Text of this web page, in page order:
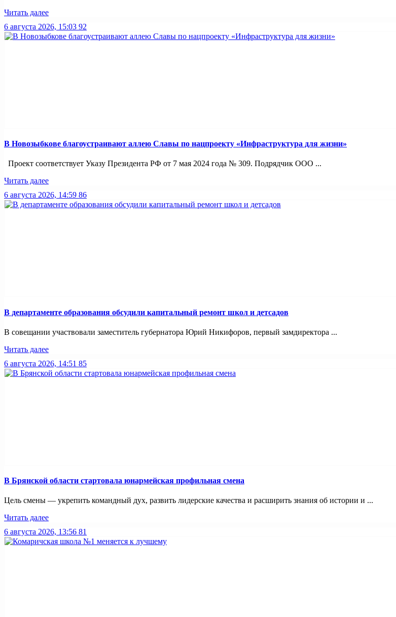
Читать далее
6 августа 2026, 15:03 92
В Новозыбкове благоустраивают аллею Славы по нацпроекту «Инфраструктура для жизни»
Проект соответствует Указу Президента РФ от 7 мая 2024 года № 309. Подрядчик ООО ...
Читать далее
6 августа 2026, 14:59 86
В департаменте образования обсудили капитальный ремонт школ и детсадов
В совещании участвовали заместитель губернатора Юрий Никифоров, первый замдиректора ...
Читать далее
6 августа 2026, 14:51 85
В Брянской области стартовала юнармейская профильная смена
Цель смены — укрепить командный дух, развить лидерские качества и расширить знания об истории и ...
Читать далее
6 августа 2026, 13:56 81